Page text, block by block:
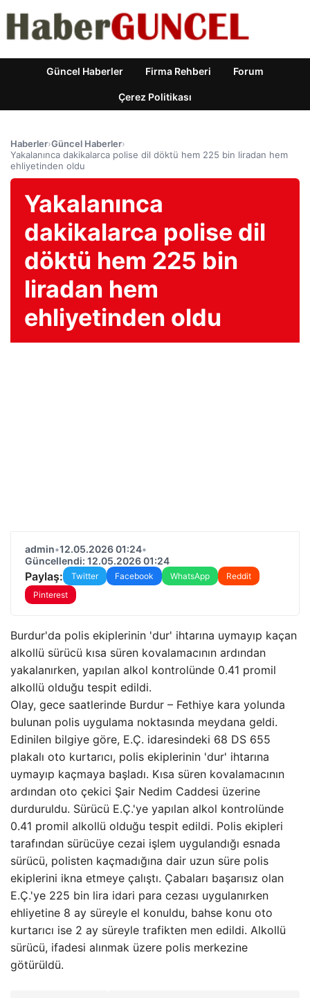
Güncel Haberler Firma Rehberi Forum
Çerez Politikası
Haberler›Güncel Haberler›
Yakalanınca dakikalarca polise dil döktü hem 225 bin liradan hem
ehliyetinden oldu
Yakalanınca
dakikalarca polise dil
döktü hem 225 bin
liradan hem
ehliyetinden oldu
admin•12.05.2026 01:24•
Güncellendi: 12.05.2026 01:24
Paylaş: Twitter Facebook WhatsApp
Reddit
Pinterest
Burdur'da polis ekiplerinin 'dur' ihtarına uymayıp kaçan
alkollü sürücü kısa süren kovalamacının ardından
yakalanırken, yapılan alkol kontrolünde 0.41 promil
alkollü olduğu tespit edildi.
Olay, gece saatlerinde Burdur – Fethiye kara yolunda
bulunan polis uygulama noktasında meydana geldi.
Edinilen bilgiye göre, E.Ç. idaresindeki 68 DS 655
plakalı oto kurtarıcı, polis ekiplerinin 'dur' ihtarına
uymayıp kaçmaya başladı. Kısa süren kovalamacının
ardından oto çekici Şair Nedim Caddesi üzerine
durduruldu. Sürücü E.Ç.'ye yapılan alkol kontrolünde
0.41 promil alkollü olduğu tespit edildi. Polis ekipleri
tarafından sürücüye cezai işlem uygulandığı esnada
sürücü, polisten kaçmadığına dair uzun süre polis
ekiplerini ikna etmeye çalıştı. Çabaları başarısız olan
E.Ç.'ye 225 bin lira idari para cezası uygulanırken
ehliyetine 8 ay süreyle el konuldu, bahse konu oto
kurtarıcı ise 2 ay süreyle trafikten men edildi. Alkollü
sürücü, ifadesi alınmak üzere polis merkezine
götürüldü.